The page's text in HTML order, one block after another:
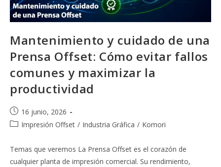
Mantenimiento y cuidado de una
Prensa Offset: Cómo evitar fallos
comunes y maximizar la
productividad
Publicación
de
16 junio, 2026
Categoría
la
Impresión Offset / Industria Gráfica / Komori
Temas que veremos La Prensa Offset es el corazón de
cualquier planta de impresión comercial. Su rendimiento,